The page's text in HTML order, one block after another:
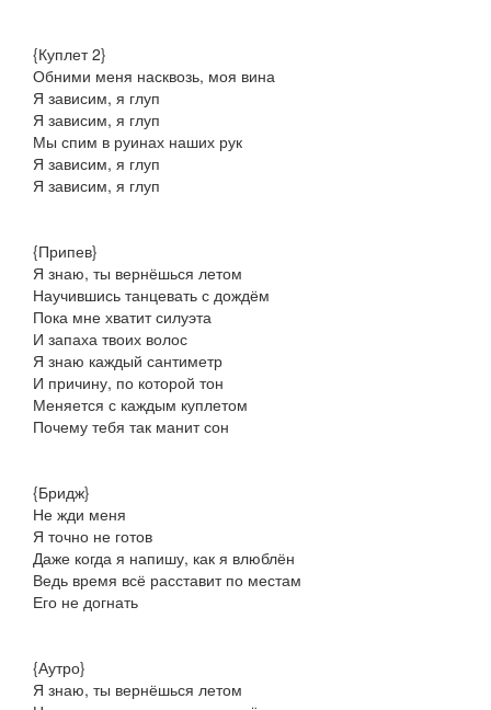
{Куплет 2}
Обними меня насквозь, моя вина
Я зависим, я глуп
Я зависим, я глуп
Мы спим в руинах наших рук
Я зависим, я глуп
Я зависим, я глуп
{Припев}
Я знаю, ты вернёшься летом
Научившись танцевать с дождём
Пока мне хватит силуэта
И запаха твоих волос
Я знаю каждый сантиметр
И причину, по которой тон
Меняется с каждым куплетом
Почему тебя так манит сон
{Бридж}
Не жди меня
Я точно не готов
Даже когда я напишу, как я влюблён
Ведь время всё расставит по местам
Его не догнать
{Аутро}
Я знаю, ты вернёшься летом